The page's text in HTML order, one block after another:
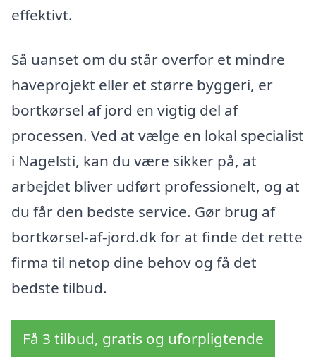
effektivt.
Så uanset om du står overfor et mindre
haveprojekt eller et større byggeri, er
bortkørsel af jord en vigtig del af
processen. Ved at vælge en lokal specialist
i Nagelsti, kan du være sikker på, at
arbejdet bliver udført professionelt, og at
du får den bedste service. Gør brug af
bortkørsel-af-jord.dk for at finde det rette
firma til netop dine behov og få det
bedste tilbud.
Få 3 tilbud, gratis og uforpligtende